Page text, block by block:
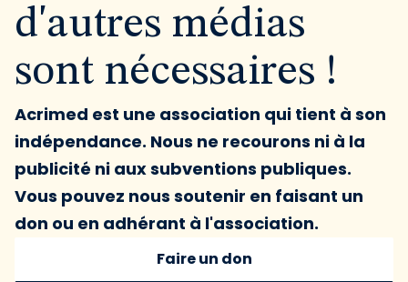
d'autres médias
sont nécessaires !
Acrimed est une association qui tient à son
indépendance. Nous ne recourons ni à la
publicité ni aux subventions publiques.
Vous pouvez nous soutenir en faisant un
don ou en adhérant à l'association.
Faire un don